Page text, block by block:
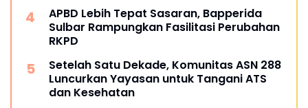
APBD Lebih Tepat Sasaran, Bapperida
Sulbar Rampungkan Fasilitasi Perubahan
RKPD
Setelah Satu Dekade, Komunitas ASN 288
Luncurkan Yayasan untuk Tangani ATS
dan Kesehatan